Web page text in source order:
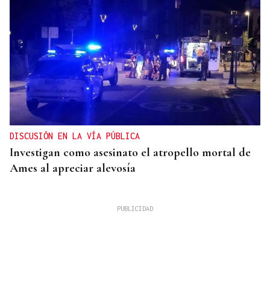
DISCUSIÓN EN LA VÍA PÚBLICA
Investigan como asesinato el atropello mortal de
Ames al apreciar alevosía